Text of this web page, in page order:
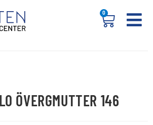
0
ÖVERGMUTTER 146